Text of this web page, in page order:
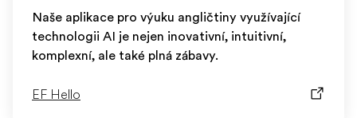
Naše aplikace pro výuku angličtiny využívající
technologii AI je nejen inovativní, intuitivní,
komplexní, ale také plná zábavy.
EF Hello